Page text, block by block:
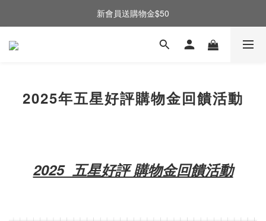
新會員送購物金$50
2025年五星好評購物金回饋活動
2025 五星好評 購物金回饋活動